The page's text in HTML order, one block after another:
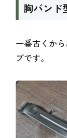
胸バンド
一番古くか
プです。